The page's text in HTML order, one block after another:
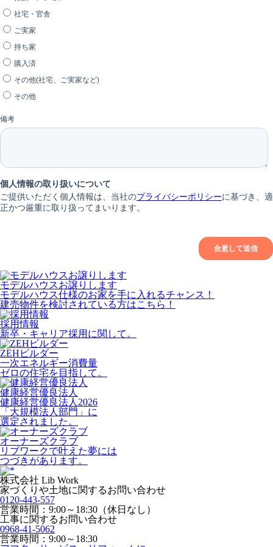
モデルハウスお譲りします
モデルハウス仕様のお家を手に入れるチャンス！
建売物件を検討されている方はこちら！
採用情報
新卒・キャリア採用に関して。
ZEHビルダー
一次エネルギー消費量
ゼロの住宅を目指して。
健康経営優良法人
健康経営優良法人2026
「大規模法人部門」に
選定されました。
オーナーズクラブ
リブワークで叶えた夢には
つづきがあります。
株式会社 Lib Work
家づくりや土地に関するお問い合わせ
0120-443-557
営業時間：9:00～18:30（休日なし）
工事に関するお問い合わせ
0968-41-5062
営業時間：9:00～18:30